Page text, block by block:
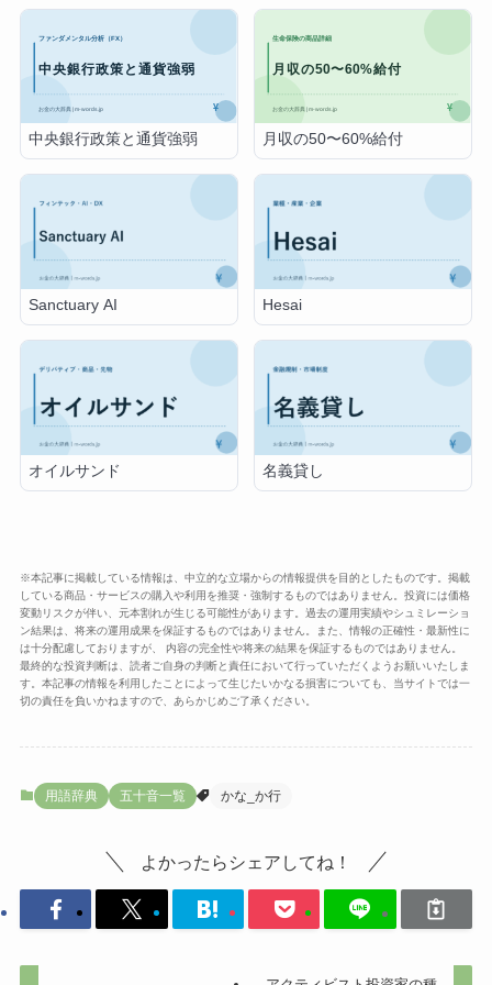
中央銀行政策と通貨強弱 月収の50〜60%給付
Sanctuary AI Hesai
オイルサンド 名義貸し
※本記事に掲載している情報は、中立的な立場からの情報提供を目的としたものです。掲載
している商品・サービスの購入や利用を推奨・強制するものではありません。投資には価格
変動リスクが伴い、元本割れが生じる可能性があります。過去の運用実績やシュミレーショ
ン結果は、将来の運用成果を保証するものではありません。また、情報の正確性・最新性に
は十分配慮しておりますが、 内容の完全性や将来の結果を保証するものではありません。
最終的な投資判断は、読者ご自身の判断と責任において行っていただくようお願いいたしま
す。本記事の情報を利用したことによって生じたいかなる損害についても、当サイトでは一
切の責任を負いかねますので、あらかじめご了承ください。
用語辞典 五十音一覧 かな_か行
よかったらシェアしてね！